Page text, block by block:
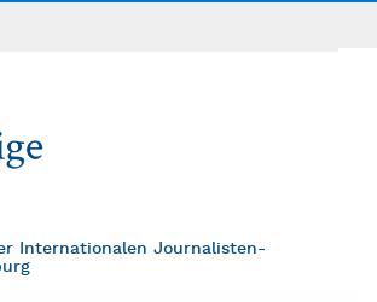
Internationalen Journalisten-